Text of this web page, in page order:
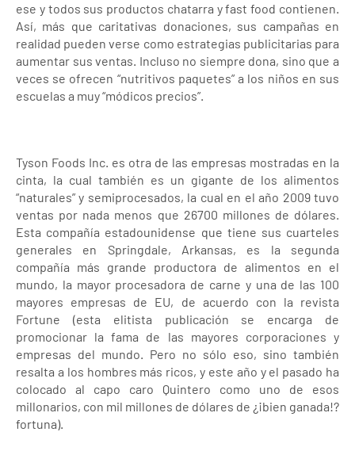
ese y todos sus productos chatarra y fast food contienen.
Así, más que caritativas donaciones, sus campañas en
realidad pueden verse como estrategias publicitarias para
aumentar sus ventas. Incluso no siempre dona, sino que a
veces se ofrecen “nutritivos paquetes” a los niños en sus
escuelas a muy “módicos precios”.
Tyson Foods Inc. es otra de las empresas mostradas en la
cinta, la cual también es un gigante de los alimentos
“naturales” y semiprocesados, la cual en el año 2009 tuvo
ventas por nada menos que 26700 millones de dólares.
Esta compañía estadounidense que tiene sus cuarteles
generales en Springdale, Arkansas, es la segunda
compañía más grande productora de alimentos en el
mundo, la mayor procesadora de carne y una de las 100
mayores empresas de EU, de acuerdo con la revista
Fortune (esta elitista publicación se encarga de
promocionar la fama de las mayores corporaciones y
empresas del mundo. Pero no sólo eso, sino también
resalta a los hombres más ricos, y este año y el pasado ha
colocado al capo caro Quintero como uno de esos
millonarios, con mil millones de dólares de ¿¡bien ganada!?
fortuna).